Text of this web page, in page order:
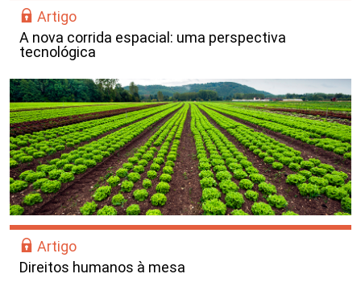
Artigo
A nova corrida espacial: uma perspectiva
tecnológica
Artigo
Direitos humanos à mesa